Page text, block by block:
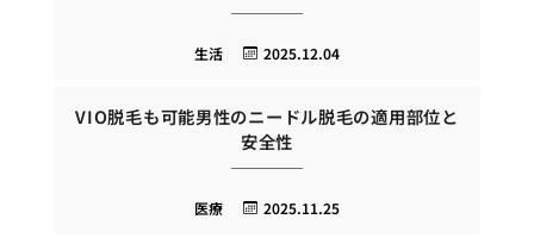
2025.12.04
生活
VIO脱毛も可能男性のニードル脱毛の適用部位と
安全性
2025.11.25
医療